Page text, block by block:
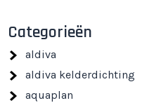
Categorieën
aldiva
aldiva kelderdichting
aquaplan